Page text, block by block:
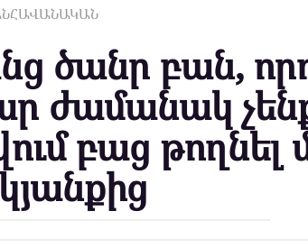
ծանր բան,
ժամանակ
բաց թողնել
կյանքից